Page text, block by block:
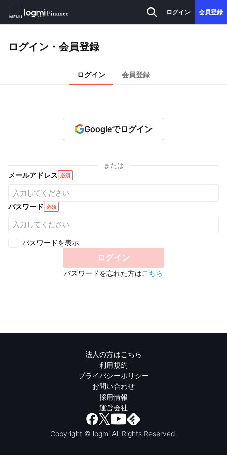
MENU
ログイン 会員登録
ログイン・会員登録
ログイン 会員登録
Googleでログイン
または
メールアドレス 必須
パスワード 必須
パスワードを表示
ログイン
パスワードを忘れた方はこちら
法人の方はこちら
利用規約
プライバシーポリシー
お問い合わせ
採用情報
運営会社
Copyright © logmi All Rights Reserved.